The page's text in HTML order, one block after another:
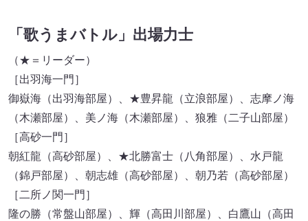
「歌うまバトル」出場力士
（★＝リーダー）
［出羽海一門］
御嶽海（出羽海部屋）、★豊昇龍（立浪部屋）、志摩ノ海
（木瀬部屋）、美ノ海（木瀬部屋）、狼雅（二子山部屋）
［高砂一門］
朝紅龍（高砂部屋）、★北勝富士（八角部屋）、水戸龍
（錦戸部屋）、朝志雄（高砂部屋）、朝乃若（高砂部屋）
［二所ノ関一門］
隆の勝（常盤山部屋）、輝（高田川部屋）、白鷹山（高田